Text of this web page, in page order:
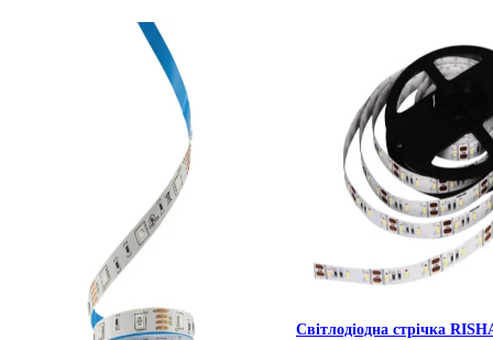
Світлодіодна стрічка